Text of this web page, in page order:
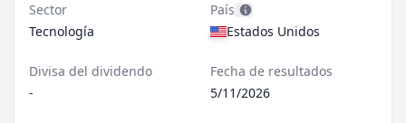
Sector
Tecnología
País
Estados Unidos
Divisa del dividendo
-
Fecha de resultados
5/11/2026